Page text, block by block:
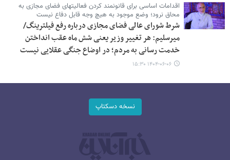
اقدامات اساسی برای قانونمند کردن فعالیتهای فضای مجازی به
محاق نرود؛ وضع موجود به هیچ وجه قابل دفاع نیست
شرط شورای عالی فضای مجازی درباره رفع فیلترینگ/
میرسلیم: هر تغییر وزیر یعنی شش ماه عقب انداختن
خدمت رسانی به مردم؛ در اوضاع جنگی عقلایی نیست
۱۴۰۴-۰۶-۰۶ ۱۵:۳۰
نسخه دسکتاپ